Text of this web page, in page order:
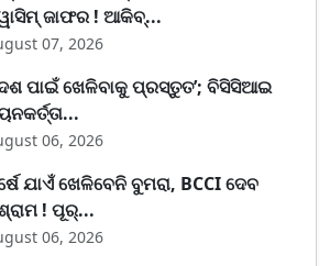
ଜାଫର ! ଆକିବ୍...
07, 2026
ପାଇଁ ଖେଳିବାକୁ ପ୍ରସ୍ତୁତ’; ବିସିସିଆଇ
06, 2026
ଯାଏଁ ଖେଳିବେନି ବୁମରା, BCCI ଦେବ
! ପୂର୍...
06, 2026